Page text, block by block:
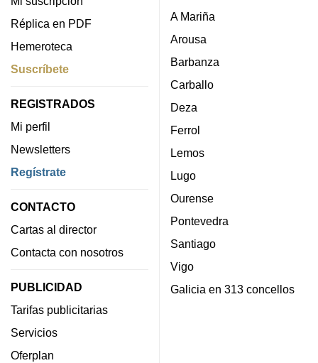
Réplica en PDF
Hemeroteca
Suscríbete
REGISTRADOS
Mi perfil
Newsletters
Regístrate
CONTACTO
Cartas al director
Contacta con nosotros
PUBLICIDAD
Tarifas publicitarias
Servicios
Oferplan
A Mariña
Arousa
Barbanza
Carballo
Deza
Ferrol
Lemos
Lugo
Ourense
Pontevedra
Santiago
Vigo
Galicia en 313 concellos